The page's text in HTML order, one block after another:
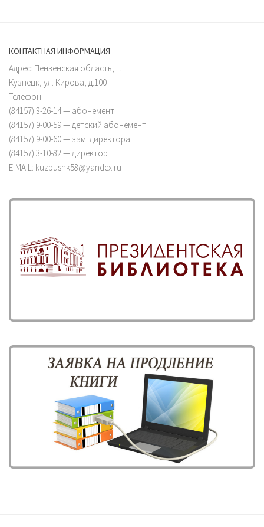
КОНТАКТНАЯ ИНФОРМАЦИЯ
Адрес: Пензенская область, г.
Кузнецк, ул. Кирова, д.100
Телефон:
(84157) 3-26-14 — абонемент
(84157) 9-00-59 — детский абонемент
(84157) 9-00-60 — зам. директора
(84157) 3-10-82 — директор
E-MAIL: kuzpushk58@yandex.ru